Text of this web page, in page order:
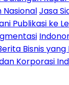
Jasa
Publikasi ke
Bisnis
Korporasi